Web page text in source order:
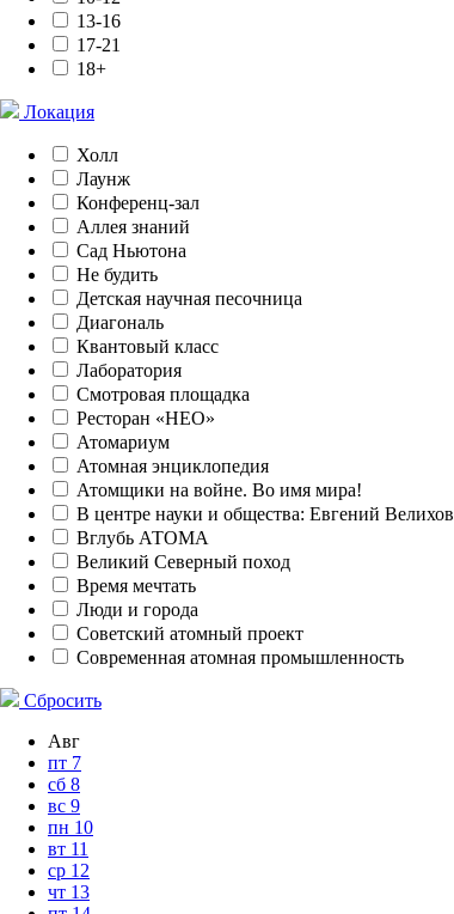
13-16
17-21
18+
Локация
Холл
Лаунж
Конференц-зал
Аллея знаний
Сад Ньютона
Не будить
Детская научная песочница
Диагональ
Квантовый класс
Лаборатория
Смотровая площадка
Ресторан «НЕО»
Атомариум
Атомная энциклопедия
Атомщики на войне. Во имя мира!
В центре науки и общества: Евгений Велихов
Вглубь АТОМА
Великий Северный поход
Время мечтать
Люди и города
Советский атомный проект
Современная атомная промышленность
Сбросить
Авг
пт 7
сб 8
вс 9
пн 10
вт 11
ср 12
чт 13